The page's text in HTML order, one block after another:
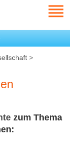
>
zum Thema